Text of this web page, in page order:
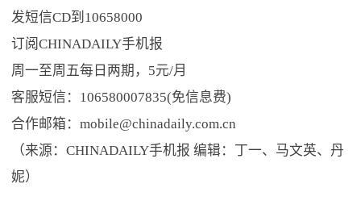
发短信CD到10658000
订阅CHINADAILY手机报
周一至周五每日两期，5元/月
客服短信：106580007835(免信息费)
合作邮箱：mobile@chinadaily.com.cn
（来源：CHINADAILY手机报 编辑：丁一、马文英、丹
妮）